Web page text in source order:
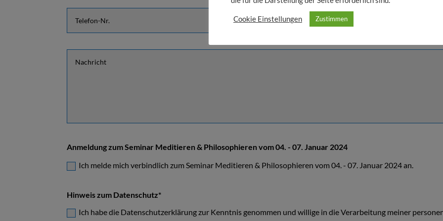
Anmeldung zum Seminar Meditieren & Philosophieren vom 04. - 07. Januar 2024
Ich melde mich verbindlich zum Seminar Meditieren & Philosophieren vom 04. - 07. Januar 2024 an.
Hinweis zum Datenschutz*
Ich habe die Datenschutzerklärung zur Kenntnis genommen und willige in die Verarbeitung meiner
Cookie Einstellungen Zustimmen